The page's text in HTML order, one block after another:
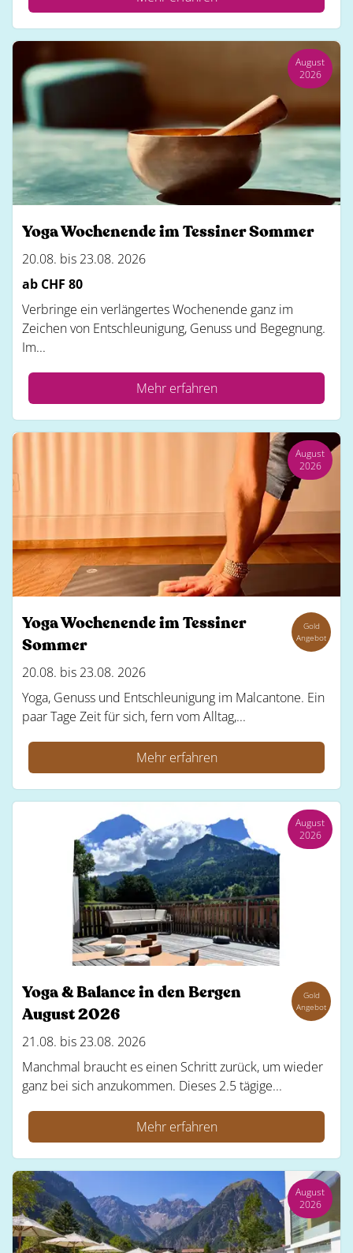
August
2026
Yoga Wochenende im Tessiner Sommer
20.08. bis 23.08. 2026
ab CHF 80
Verbringe ein verlängertes Wochenende ganz im
Zeichen von Entschleunigung, Genuss und Begegnung.
Im...
Mehr erfahren
August
2026
Yoga Wochenende im Tessiner
Sommer
Gold
Angebot
20.08. bis 23.08. 2026
Yoga, Genuss und Entschleunigung im Malcantone. Ein
paar Tage Zeit für sich, fern vom Alltag,...
Mehr erfahren
August
2026
Yoga & Balance in den Bergen
August 2026
Gold
Angebot
21.08. bis 23.08. 2026
Manchmal braucht es einen Schritt zurück, um wieder
ganz bei sich anzukommen. Dieses 2.5 tägige...
Mehr erfahren
August
2026